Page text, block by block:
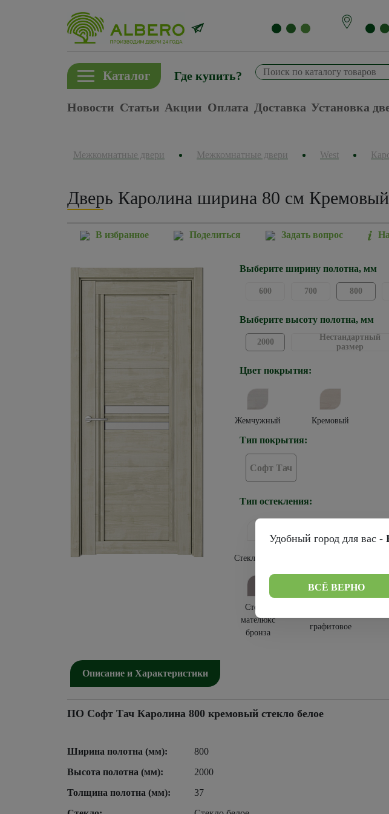
Каталог Где купить?
Новости Статьи Акции Оплата Доставка Установка
Межкомнатные двери Межкомнатные двери West
Дверь Каролина ширина 80 см
В избранное Поделиться Задать вопрос
Выберите ширину полотна, мм
600 700 800
Выберите высоту полотна, мм
2000
Нестандартный
размер
Цвет покрытия:
Жемчужный Кремовый
Тип покрытия:
Софт Тач
Тип остекления:
Стекло белое
Стекло
мателюкс
бронза
графитовое
Описание и Характеристики
ПО Софт Тач Каролина 800 кремовый стекло белое
Ширина полотна (мм):
800
Высота полотна (мм):
2000
Толщина полотна (мм):
37
Удобный город для вас -
ВСЁ ВЕРНО